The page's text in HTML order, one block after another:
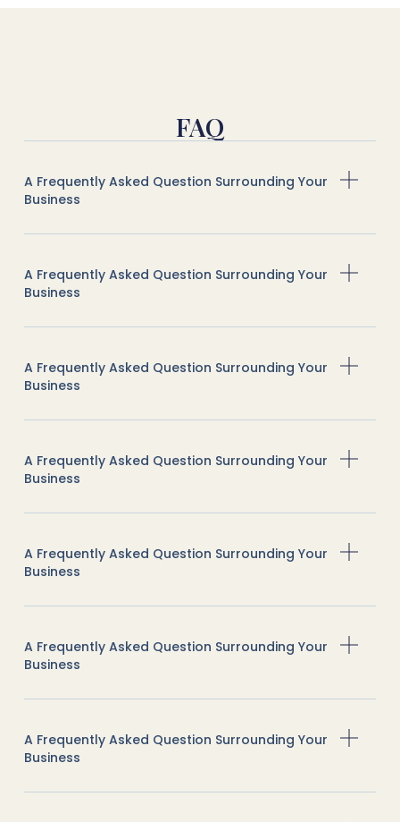
FAQ
A Frequently Asked Question Surrounding Your
Business
A Frequently Asked Question Surrounding Your
Business
A Frequently Asked Question Surrounding Your
Business
A Frequently Asked Question Surrounding Your
Business
A Frequently Asked Question Surrounding Your
Business
A Frequently Asked Question Surrounding Your
Business
A Frequently Asked Question Surrounding Your
Business